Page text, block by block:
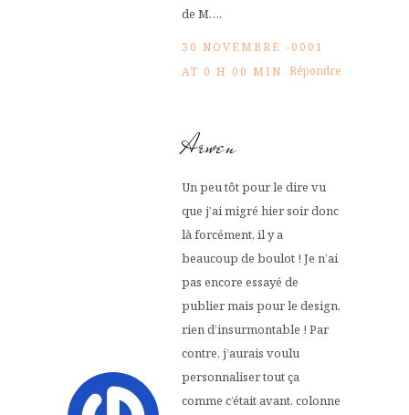
de M….
30 NOVEMBRE -0001
AT 0 H 00 MIN Répondre
Arwen
Un peu tôt pour le dire vu
que j’ai migré hier soir donc
là forcément, il y a
beaucoup de boulot ! Je n’ai
pas encore essayé de
publier mais pour le design,
rien d’insurmontable ! Par
contre, j’aurais voulu
personnaliser tout ça
comme c’était avant, colonne